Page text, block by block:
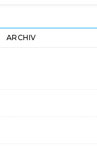
ARCHIV